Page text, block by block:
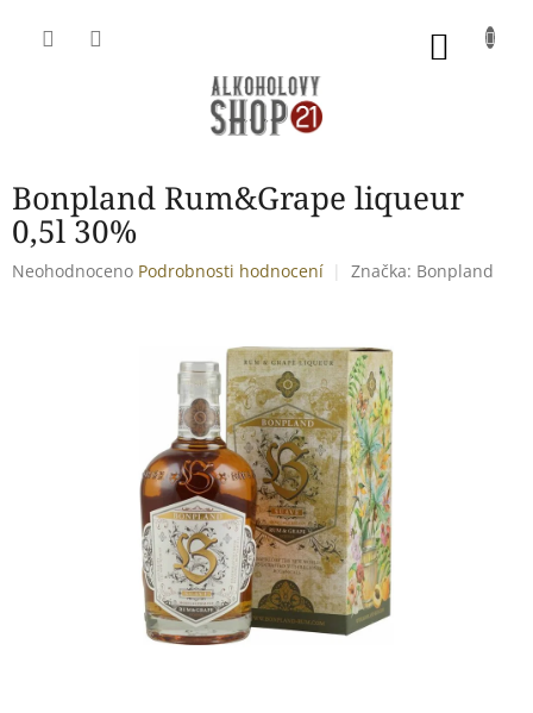
Bonpland Rum&Grape liqueur
0,5l 30%
Průměrné
Neohodnoceno Podrobnosti hodnocení Značka: Bonpland